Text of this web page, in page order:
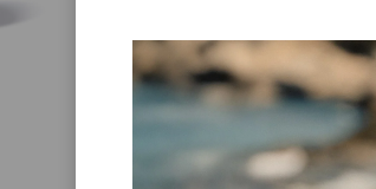
MASTERPIECE
Giallo Cima Flakon